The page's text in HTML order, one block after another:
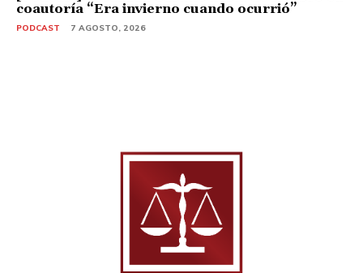
coautoría “Era invierno cuando ocurrió”
PODCAST 7 AGOSTO, 2026